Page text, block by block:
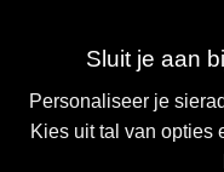
Sluit je aan
Personaliseer je
Kies uit tal van opties